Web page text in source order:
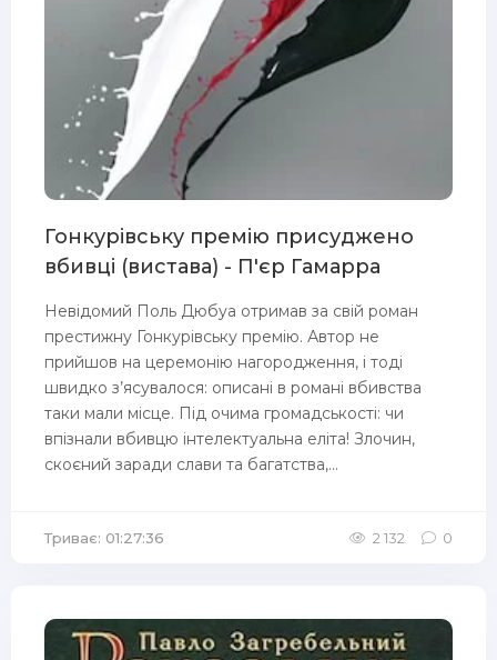
Гонкурівську премію присуджено
вбивці (вистава) - П'єр Гамарра
Невідомий Поль Дюбуа отримав за свій роман
престижну Гонкурівську премію. Автор не
прийшов на церемонію нагородження, і тоді
швидко з’ясувалося: описані в романі вбивства
таки мали місце. Під очима громадськості: чи
впізнали вбивцю інтелектуальна еліта! Злочин,
скоєний заради слави та багатства,...
Триває: 01:27:36 2 132 0